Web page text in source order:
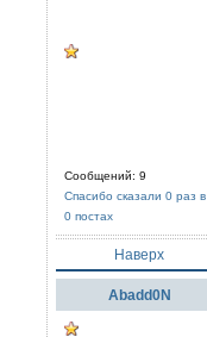
Сообщений: 9
Спасибо сказали 0 раз в
0 постах
Наверх
Abadd0N